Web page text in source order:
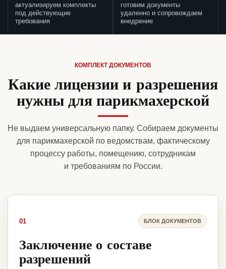
актуализируем комплекты
под действующие
требования
готовим документы
удаленно и сопровождаем
внедрение
КОМПЛЕКТ ДОКУМЕНТОВ
Какие лицензии и разрешения
нужны для парикмахерской
Не выдаем универсальную папку. Собираем документы
для парикмахерской по ведомствам, фактическому
процессу работы, помещению, сотрудникам
и требованиям по России.
01 БЛОК ДОКУМЕНТОВ
Заключение о составе
разрешений